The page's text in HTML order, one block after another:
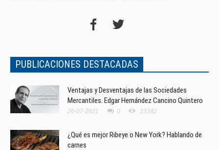
PUBLICACIONES DESTACADAS
Ventajas y Desventajas de las Sociedades
Mercantiles. Edgar Hernández Cancino Quintero
26-07-2021 0 23342
¿Qué es mejor Ribeye o New York? Hablando de
carnes